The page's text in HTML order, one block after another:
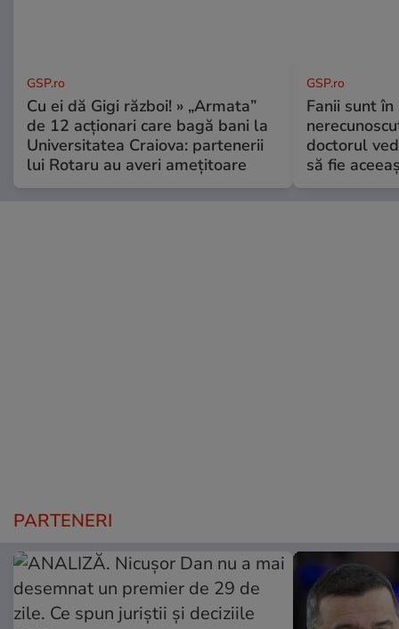
GSP.ro
Cu ei dă Gigi război! » „Armata”
de 12 acționari care bagă bani la
Universitatea Craiova: partenerii
lui Rotaru au averi amețitoare
GSP.ro
Fanii sunt în
doctorul
să fie
PARTENERI